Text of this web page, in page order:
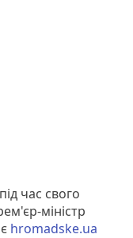
час свого
міністр
hromadske.ua